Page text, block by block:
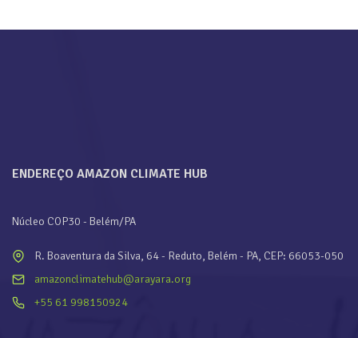
ENDEREÇO AMAZON CLIMATE HUB
Núcleo COP30 - Belém/PA
R. Boaventura da Silva, 64 - Reduto, Belém - PA, CEP: 66053-050
amazonclimatehub@arayara.org
+55 61 998150924